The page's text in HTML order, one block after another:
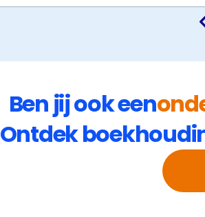
Ben jij ook een
Ontdek